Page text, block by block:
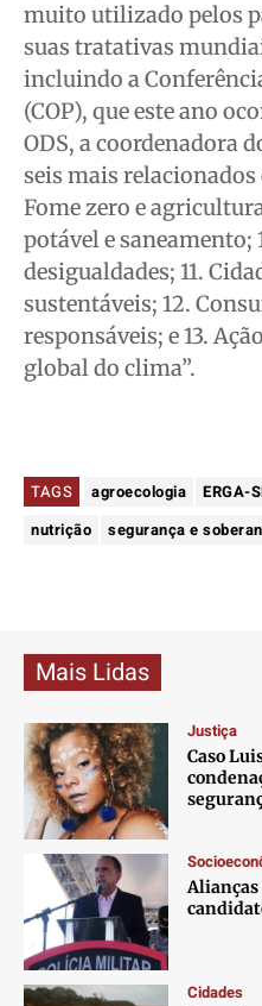
muito utilizado pelos
suas tratativas
incluindo a
(COP), que este ano
ODS, a coordenadora
seis mais
Fome zero e
potável e saneamento;
desigualdades; 11.
sustentáveis; 12.
responsáveis; e 13.
global do clima”.
TAGS agroecologia ERGA-
nutrição
segurança e
Mais Lidas
Justiça
Caso
Alianças
Cidades